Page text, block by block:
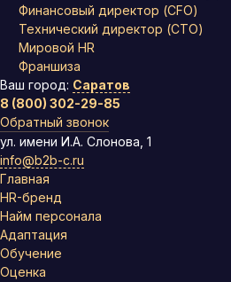
Финансовый директор (CFO)
Технический директор (CTO)
Мировой HR
Франшиза
Ваш город: Саратов
8 (800) 302-29-85
Обратный звонок
ул. имени И.А. Слонова, 1
info@b2b-c.ru
Главная
HR-бренд
Найм персонала
Адаптация
Обучение
Оценка